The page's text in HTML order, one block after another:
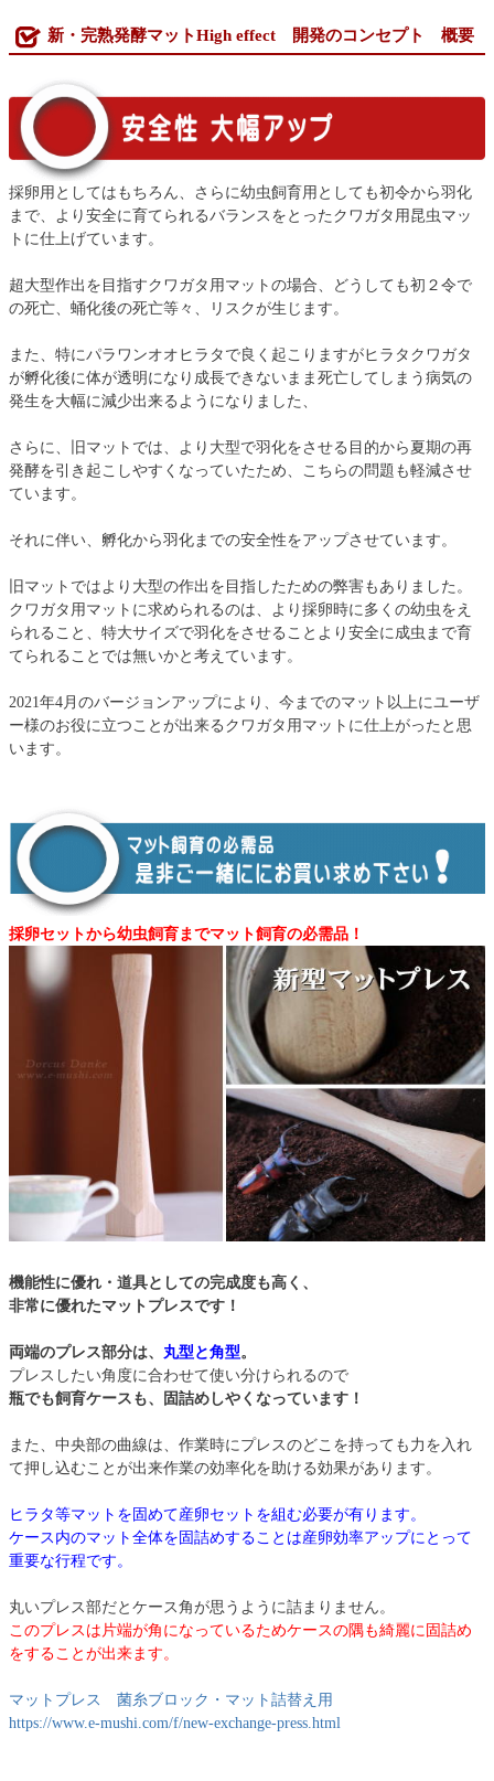
新・完熟発酵マットHigh effect 開発のコンセプト 概要
採卵用としてはもちろん、さらに幼虫飼育用としても初令から羽化
まで、より安全に育てられるバランスをとったクワガタ用昆虫マッ
トに仕上げています。
超大型作出を目指すクワガタ用マットの場合、どうしても初２令で
の死亡、蛹化後の死亡等々、リスクが生じます。
また、特にパラワンオオヒラタで良く起こりますがヒラタクワガタ
が孵化後に体が透明になり成長できないまま死亡してしまう病気の
発生を大幅に減少出来るようになりました、
さらに、旧マットでは、より大型で羽化をさせる目的から夏期の再
発酵を引き起こしやすくなっていたため、こちらの問題も軽減させ
ています。
それに伴い、孵化から羽化までの安全性をアップさせています。
旧マットではより大型の作出を目指したための弊害もありました。
クワガタ用マットに求められるのは、より採卵時に多くの幼虫をえ
られること、特大サイズで羽化をさせることより安全に成虫まで育
てられることでは無いかと考えています。
2021年4月のバージョンアップにより、今までのマット以上にユーザ
ー様のお役に立つことが出来るクワガタ用マットに仕上がったと思
います。
採卵セットから幼虫飼育までマット飼育の必需品！
機能性に優れ・道具としての完成度も高く、
非常に優れたマットプレスです！
両端のプレス部分は、 丸型と角型。
プレスしたい角度に合わせて使い分けられるので
瓶でも飼育ケースも、固詰めしやくなっています！
また、中央部の曲線は、作業時にプレスのどこを持っても力を入れ
て押し込むことが出来作業の効率化を助ける効果があります。
ヒラタ等マットを固めて産卵セットを組む必要が有ります。
ケース内のマット全体を固詰めすることは産卵効率アップにとって
重要な行程です。
丸いプレス部だとケース角が思うように詰まりません。
このプレスは片端が角になっているためケースの隅も綺麗に固詰め
をすることが出来ます。
マットプレス 菌糸ブロック・マット詰替え用
https://www.e-mushi.com/f/new-exchange-press.html